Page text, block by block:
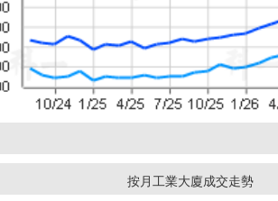
按月工業大廈成交走勢